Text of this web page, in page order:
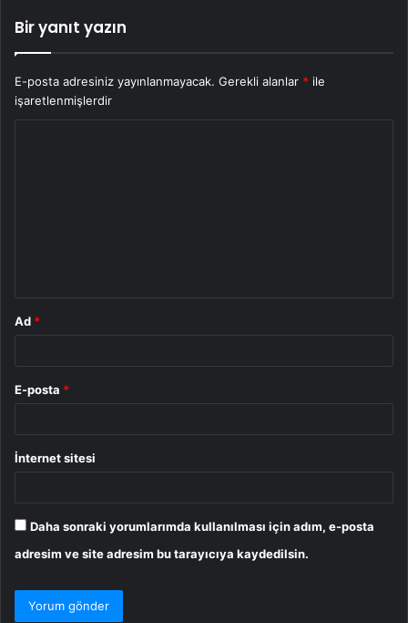
Bir yanıt yazın
E-posta adresiniz yayınlanmayacak. Gerekli alanlar * ile
işaretlenmişlerdir
Ad *
E-posta *
İnternet sitesi
Daha sonraki yorumlarımda kullanılması için adım, e-posta
adresim ve site adresim bu tarayıcıya kaydedilsin.